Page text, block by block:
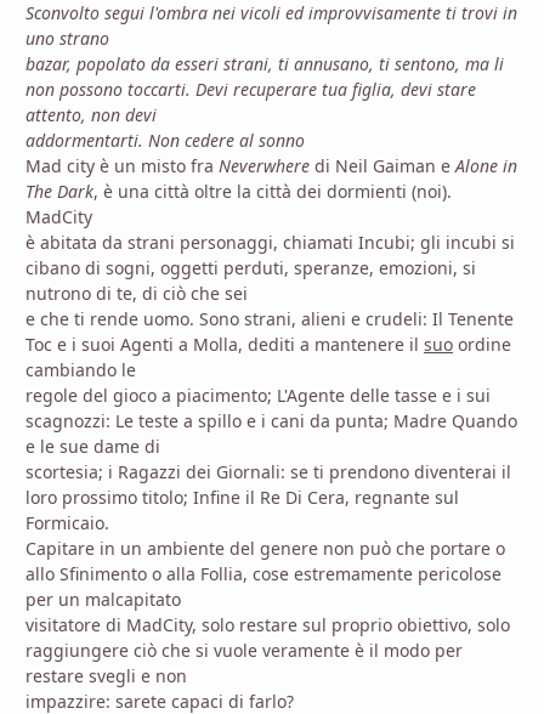
Sconvolto segui l'ombra nei vicoli ed improvvisamente ti trovi in
uno strano
bazar, popolato da esseri strani, ti annusano, ti sentono, ma li
non possono toccarti. Devi recuperare tua figlia, devi stare
attento, non devi
addormentarti. Non cedere al sonno
Mad city è un misto fra Neverwhere di Neil Gaiman eAlone in
The Dark, è una città oltre la città dei dormienti (noi).
MadCity
è abitata da strani personaggi, chiamati Incubi; gli incubi si
cibano di sogni, oggetti perduti, speranze, emozioni, si
nutrono di te, di ciò che sei
e che ti rende uomo. Sono strani, alieni e crudeli: Il Tenente
Toc e i suoi Agenti a Molla, dediti a mantenere il suo ordine
cambiando le
regole del gioco a piacimento; L'Agente delle tasse e i sui
scagnozzi: Le teste a spillo e i cani da punta; Madre Quando
e le sue dame di
scortesia; i Ragazzi dei Giornali: se ti prendono diventerai il
loro prossimo titolo; Infine il Re Di Cera, regnante sul
Formicaio.
Capitare in un ambiente del genere non può che portare o
allo Sfinimento o alla Follia, cose estremamente pericolose
per un malcapitato
visitatore di MadCity, solo restare sul proprio obiettivo, solo
raggiungere ciò che si vuole veramente è il modo per
restare svegli e non
impazzire: sarete capaci di farlo?